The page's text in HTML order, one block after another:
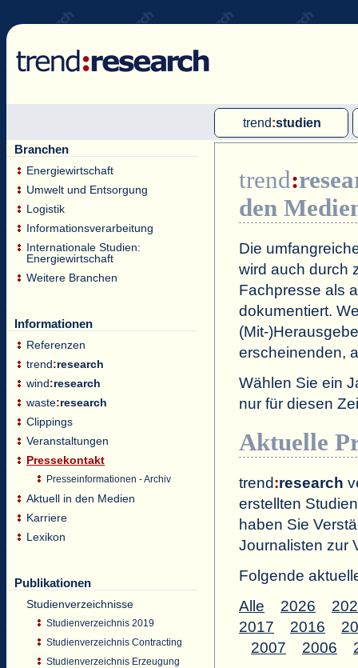
trend:studien
Single-Client-Studien
Internationale Markt Reports
Branchen
Energiewirtschaft
Umwelt und Entsorgung
Logistik
Informationsverarbeitung
Internationale Studien:
Energiewirtschaft
Weitere Branchen
Informationen
Referenzen
trend:research
wind:research
waste:research
Clippings
Veranstaltungen
Pressekontakt
Presseinformationen - Archiv
Aktuell in den Medien
Karriere
Lexikon
Publikationen
Studienverzeichnisse
Studienverzeichnis 2019
Studienverzeichnis Contracting
Studienverzeichnis Erzeugung
trend:
den
Die
wird auch durch
Fachpresse als
dokumentiert.
(Mit-
erscheinenden,
Wählen Sie ein
nur für diesen
Aktuelle
trend:research
erstellten
haben Sie
Journalisten zur
Folgende
Alle
2026
2017
2016
2007
2006